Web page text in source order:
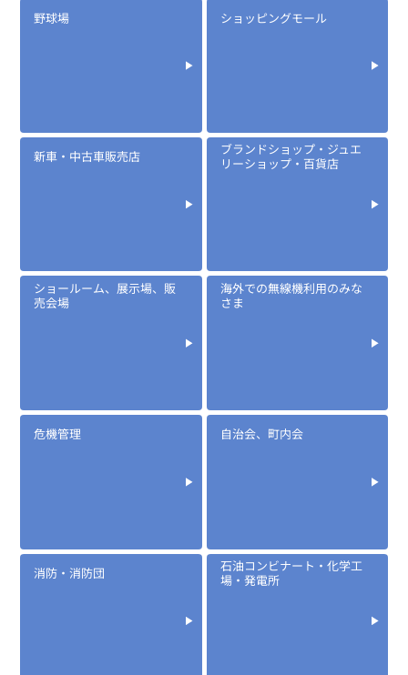
野球場 ショッピングモール
新車・中古車販売店
ブランドショップ・ジュエ
リーショップ・百貨店
ショールーム、展示場、販
売会場
海外での無線機利用のみな
さま
危機管理 自治会、町内会
消防・消防団
石油コンビナート・化学工
場・発電所